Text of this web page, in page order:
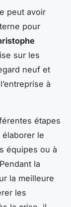
peut avoir
pour
sur les
neuf et
à
étapes
le
équipes ou à
la
la meilleure
les